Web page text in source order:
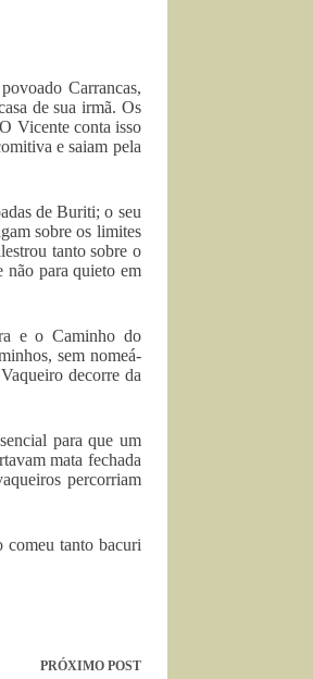
Carrancas,
de sua irmã. Os
Vicente conta isso
e saiam pela
de Buriti; o seu
sobre os limites
tanto sobre o
não para quieto em
e o Caminho do
sem nomeá-
decorre da
para que um
mata fechada
percorriam
comeu tanto bacuri
PRÓXIMO POST